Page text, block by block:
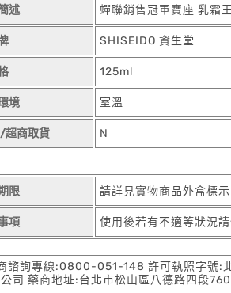
述 蟬聯銷售冠軍寶座 乳霜
SHISEIDO 資生堂
125ml
境 室溫
超商取貨 N
限 請詳見實物商品外盒標示
項 使用後若有不適等狀況
諮詢專線:0800-051-148 許可執照字號:
司 藥商地址:台北市松山區八德路四段